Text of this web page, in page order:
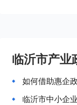
临沂市产业
如何借助惠企
临沂市中小企